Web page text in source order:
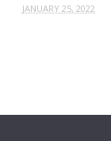
JANUARY 25, 2022